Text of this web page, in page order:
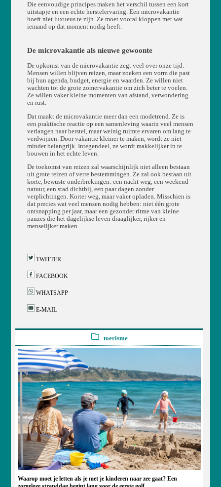
Die eenvoudige principes maken het verschil tussen een kort
uitstapje en een echte herstelervaring. Een microvakantie
hoeft niet luxueus te zijn. Ze moet vooral kloppen met wat
iemand op dat moment nodig heeft.
De microvakantie als nieuwe gewoonte
De opkomst van de microvakantie zegt veel over onze tijd.
Mensen willen blijven reizen, maar zoeken een vorm die past
bij hun agenda, budget, energie en waarden. Ze willen niet
wachten tot de grote zomervakantie om zich beter te voelen.
Ze willen vaker kleine momenten van afstand, verwondering
en rust.
Dat maakt de microvakantie meer dan een modetrend. Ze is
een praktische reactie op een samenleving waarin veel mensen
verlangen naar herstel, maar weinig ruimte ervaren om lang te
verdwijnen. Door vakantie kleiner te maken, wordt ze niet
minder belangrijk. Integendeel, ze wordt makkelijker in te
bouwen in het echte leven.
De toekomst van reizen zal waarschijnlijk niet alleen bestaan
uit grote reizen of verre bestemmingen. Ze zal ook bestaan uit
korte, bewuste onderbrekingen: een nacht weg, een weekend
natuur, een stad dichtbij, een paar dagen zonder
verplichtingen. Korter weg, maar vaker opladen. Misschien is
dat precies wat veel mensen nodig hebben: niet één grote
ontsnapping per jaar, maar een gezonder ritme van kleine
pauzes die het dagelijkse leven draaglijker, rijker en
menselijker maken.
TWITTER
FACEBOOK
WHATSAPP
E-MAIL
toerisme
Waarop moet je letten als je met je kinderen naar zee gaat? Een